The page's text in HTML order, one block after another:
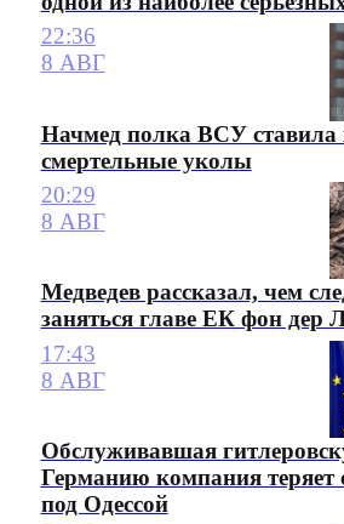
22:36
8 АВГ
Начмед полка ВСУ
смертельные уколы
20:29
8 АВГ
Медведев рассказал, чем
заняться главе ЕК фон дер
17:43
8 АВГ
Обслуживавшая
Германию компания теряет
под Одессой